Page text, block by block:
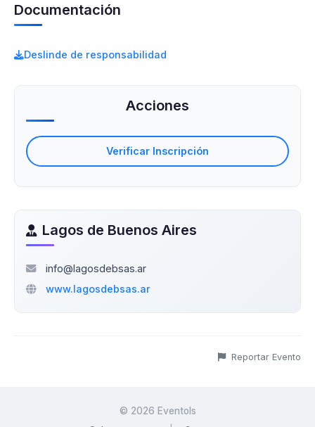
Documentación
Deslinde de responsabilidad
Acciones
Verificar Inscripción
Lagos de Buenos Aires
info@lagosdebsas.ar
www.lagosdebsas.ar
Reportar Evento
© 2026 Eventols